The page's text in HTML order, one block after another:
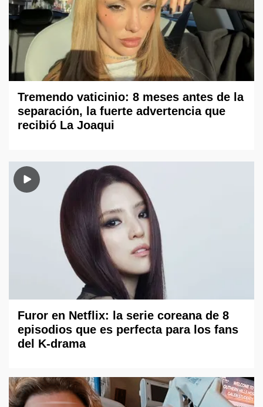
Tremendo vaticinio: 8 meses antes de la
separación, la fuerte advertencia que
recibió La Joaqui
Furor en Netflix: la serie coreana de 8
episodios que es perfecta para los fans
del K-drama